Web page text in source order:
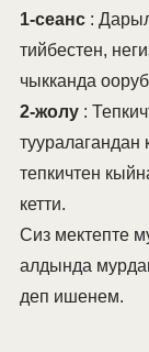
1-сеанс:
тийбестен,
чыкканда
2-жолу:
тепкичтен
кетти.
Сиз мектепте
алдында
деп ишенем.